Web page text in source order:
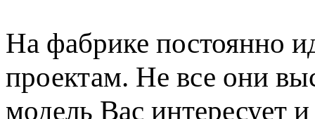
На фабрике постоянно
проектам. Не все они
модель Вас